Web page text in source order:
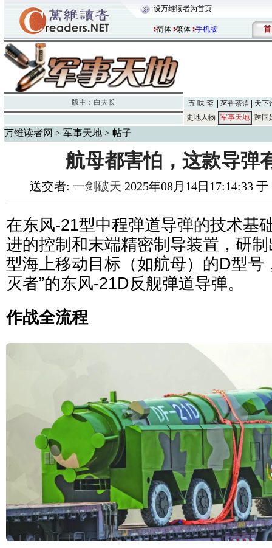
设万维读者为首页
简体 繁体 手机版 首
版主： 白夫长 五 味 斋 茗香茶语
天下
史地人物
军事天地 跨国
万维读者网 > 军事天地 > 帖子
航母都害怕，这款导弹
送交者: 一剑破天 2025年08月14日17:14:33
在东风-21型中程弹道导弹的技术基
进的控制和末端精密制导装置，研
型海上移动目标（如航母）的D型号
灭者”的东风-21D反舰弹道导弹。
作战全流程